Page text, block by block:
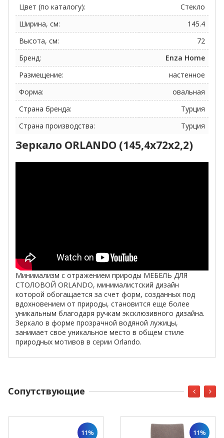
Цвет (по каталогу):
Стекло
Ширина, см:
145.4
Высота, см:
72
Бренд:
Enza Home
Размещение:
настенное
Форма:
овальная
Страна бренда:
Турция
Страна производства:
Турция
Зеркало ORLANDO (145,4x72x2,2)
Минимализм с отражением природы МЕБЕЛЬ ДЛЯ
СТОЛОВОЙ ORLANDO, минималистский дизайн
которой обогащается за счет форм, созданных под
вдохновением от природы, становится еще более
уникальным благодаря ручкам эксклюзивного дизайна.
Зеркало в форме прозрачной водяной лужицы,
занимает свое уникальное место в общем стиле
природных мотивов в серии Orlando.
Cопутствующие
11% 11%